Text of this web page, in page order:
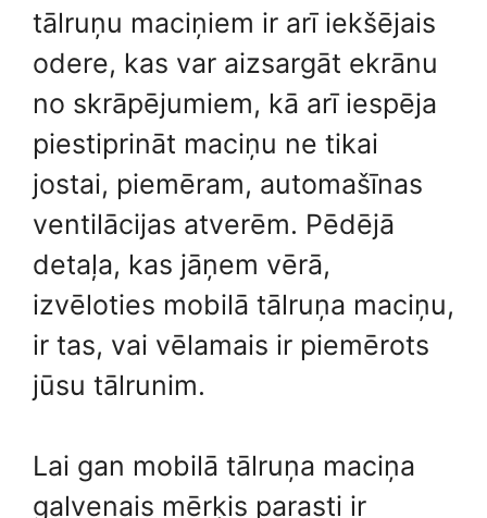
tālruņu maciņiem ir arī iekšējais
odere, kas var aizsargāt ekrānu
no skrāpējumiem, kā arī iespēja
piestiprināt maciņu ne tikai
jostai, piemēram, automašīnas
ventilācijas atverēm. Pēdējā
detaļa, kas jāņem vērā,
izvēloties mobilā tālruņa maciņu,
ir tas, vai vēlamais ir piemērots
jūsu tālrunim.
Lai gan mobilā tālruņa maciņa
galvenais mērķis parasti ir